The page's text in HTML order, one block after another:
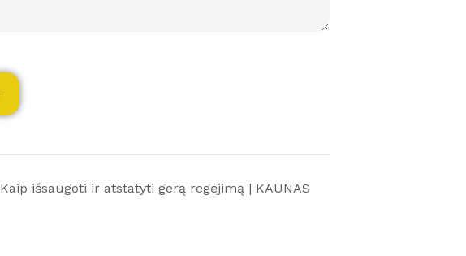
Kaip išsaugoti ir atstatyti gerą regėjimą | KAUNAS